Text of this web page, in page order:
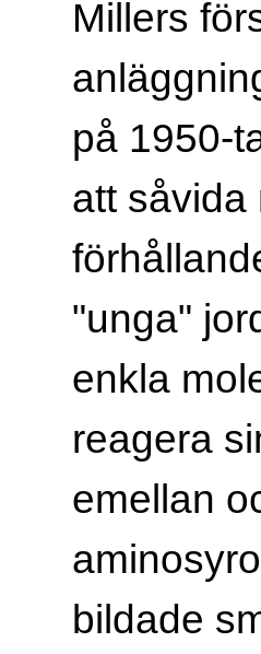
Millers
på 1950-
att såvida
"unga"
enkla
reagera
emellan
bildade